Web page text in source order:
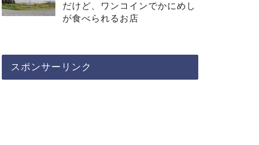
だけど、ワンコインでかにめし
が食べられるお店
スポンサーリンク